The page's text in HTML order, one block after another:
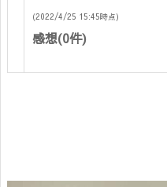
(2022/4/25 15:45時点)
感想(0件)